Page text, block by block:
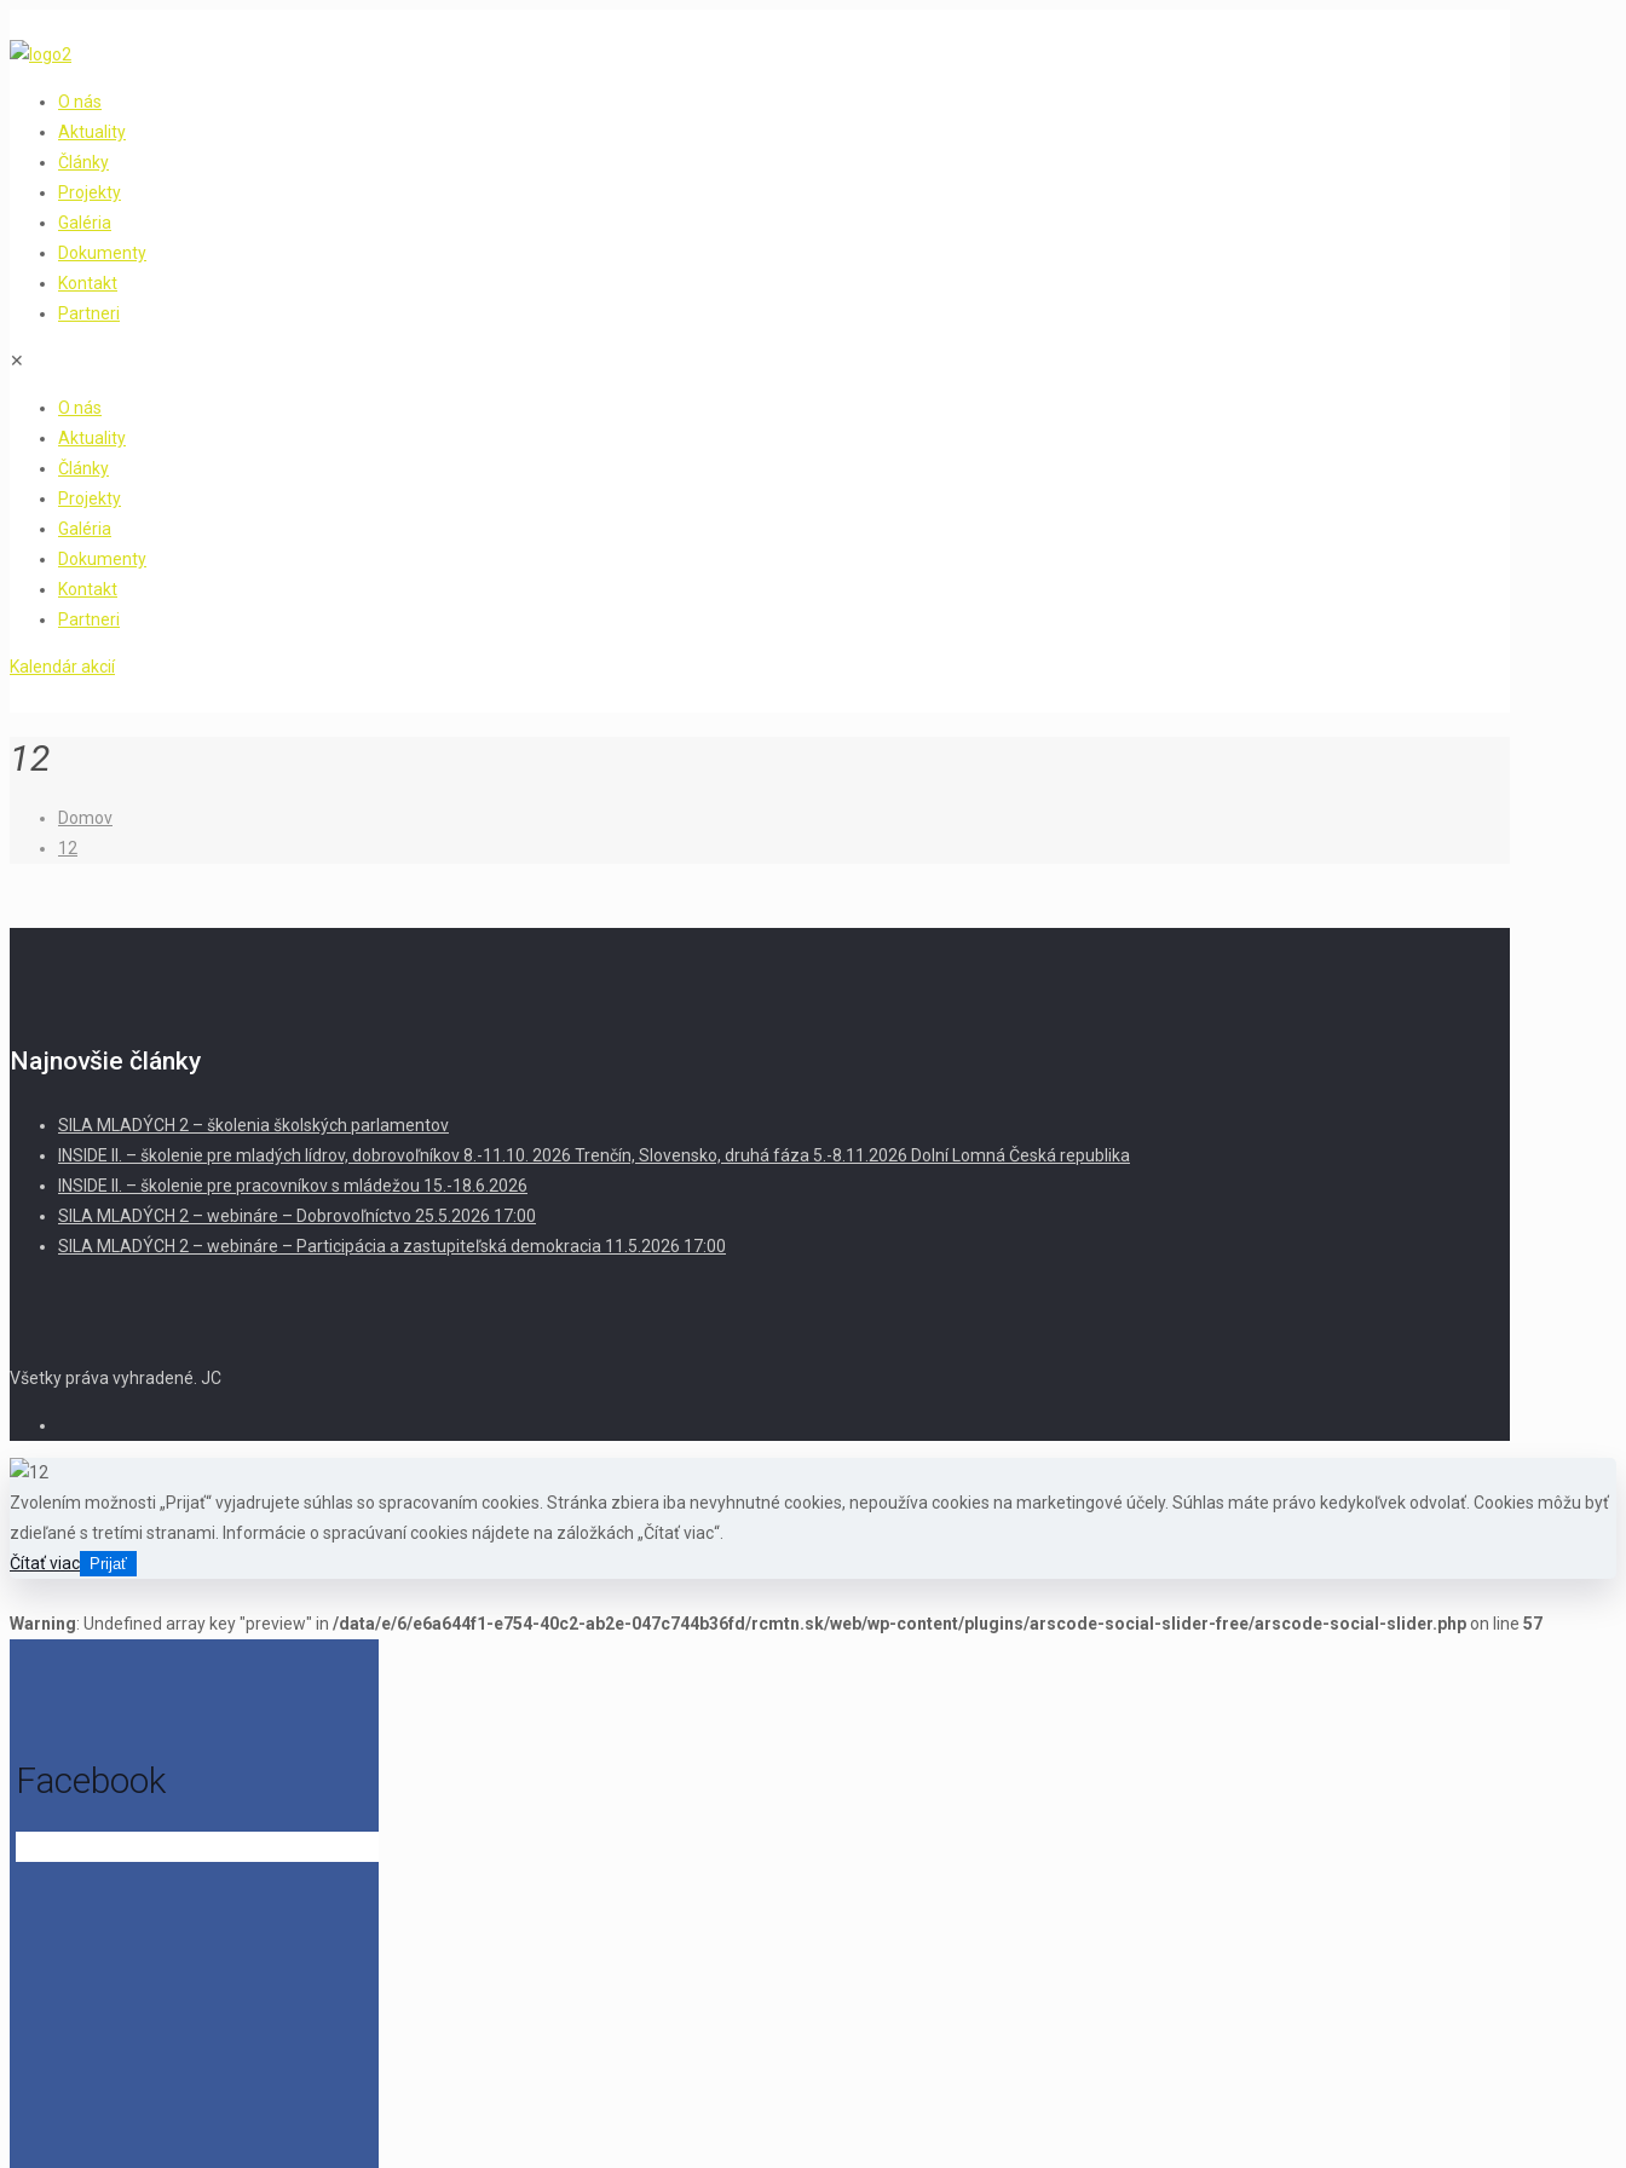
O nás
Aktuality
Články
Projekty
Galéria
Dokumenty
Kontakt
Partneri
✕
O nás
Aktuality
Články
Projekty
Galéria
Dokumenty
Kontakt
Partneri
Kalendár akcií
12
Domov
12
Najnovšie články
SILA MLADÝCH 2 – školenia školských parlamentov
INSIDE II. – školenie pre mladých lídrov, dobrovoľníkov 8.-11.10. 2026 Trenčín, Slovensko, druhá fáza 5.-8.11.2026 Dolní Lomná Česká republika
INSIDE II. – školenie pre pracovníkov s mládežou 15.-18.6.2026
SILA MLADÝCH 2 – webináre – Dobrovoľníctvo 25.5.2026 17:00
SILA MLADÝCH 2 – webináre – Participácia a zastupiteľská demokracia 11.5.2026 17:00
Všetky práva vyhradené. JC
Zvolením možnosti „Prijať“ vyjadrujete súhlas so spracovaním cookies. Stránka zbiera iba nevyhnutné cookies, nepoužíva cookies na marketingové účely. Súhlas máte právo kedykoľvek odvolať. Cookies môžu byť
zdieľané s tretími stranami. Informácie o spracúvaní cookies nájdete na záložkách „Čítať viac“.
Čítať viac
Prijať
Warning: Undefined array key "preview" in /data/e/6/e6a644f1-e754-40c2-ab2e-047c744b36fd/rcmtn.sk/web/wp-content/plugins/arscode-social-slider-free/arscode-social-slider.phpon line 57
Facebook